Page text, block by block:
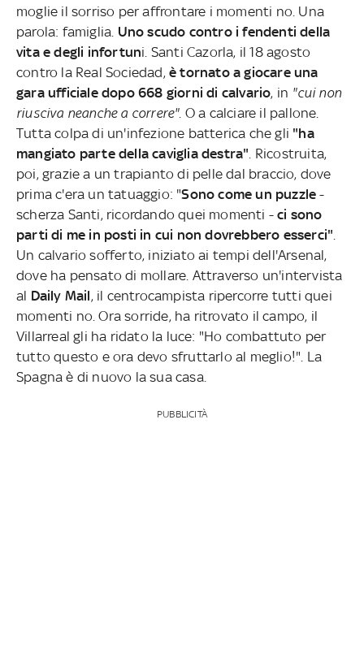
moglie il sorriso per affrontare i momenti no. Una
parola: famiglia. Uno scudo contro i fendenti della
vita e degli infortuni. Santi Cazorla, il 18 agosto
contro la Real Sociedad, è tornato a giocare una
gara ufficiale dopo 668 giorni di calvario, in "cui non
riusciva neanche a correre". O a calciare il pallone.
Tutta colpa di un'infezione batterica che gli "ha
mangiato parte della caviglia destra" . Ricostruita,
poi, grazie a un trapianto di pelle dal braccio, dove
prima c'era un tatuaggio: "Sono come un puzzle -
scherza Santi, ricordando quei momenti -ci sono
parti di me in posti in cui non dovrebbero esserci"
Un calvario sofferto, iniziato ai tempi dell'Arsenal,
dove ha pensato di mollare. Attraverso un'intervista
al Daily Mail, il centrocampista ripercorre tutti quei
momenti no. Ora sorride, ha ritrovato il campo, il
Villarreal gli ha ridato la luce: "Ho combattuto per
tutto questo e ora devo sfruttarlo al meglio!". La
Spagna è di nuovo la sua casa.
PUBBLICITÀ